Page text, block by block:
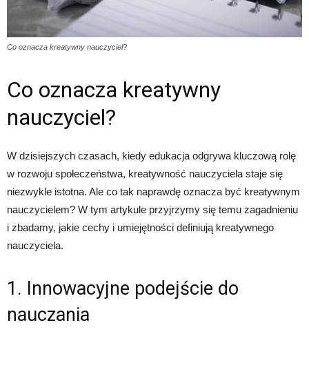
Co oznacza kreatywny nauczyciel?
Co oznacza kreatywny
nauczyciel?
W dzisiejszych czasach, kiedy edukacja odgrywa kluczową rolę
w rozwoju społeczeństwa, kreatywność nauczyciela staje się
niezwykle istotna. Ale co tak naprawdę oznacza być kreatywnym
nauczycielem? W tym artykule przyjrzymy się temu zagadnieniu
i zbadamy, jakie cechy i umiejętności definiują kreatywnego
nauczyciela.
1. Innowacyjne podejście do
nauczania